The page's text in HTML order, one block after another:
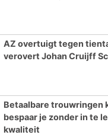
AZ overtuigt tegen
verovert Johan Cruijff
Betaalbare trouwringen
bespaar je zonder in te
kwaliteit